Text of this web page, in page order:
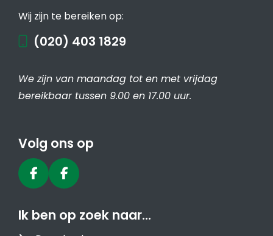
Wij zijn te bereiken op:
(020) 403 1829
We zijn van maandag tot en met vrijdag
bereikbaar tussen 9.00 en 17.00 uur.
Volg ons op
Ik ben op zoek naar…